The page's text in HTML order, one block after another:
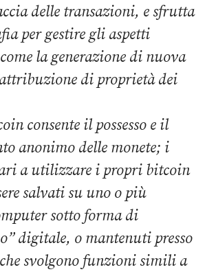
delle transazioni, e sfrutta
per gestire gli aspetti
la generazione di nuova
di proprietà dei
consente il possesso e il
anonimo delle monete; i
a utilizzare i propri bitcoin
salvati su uno o più
sotto forma di
digitale, o mantenuti presso
svolgono funzioni simili a